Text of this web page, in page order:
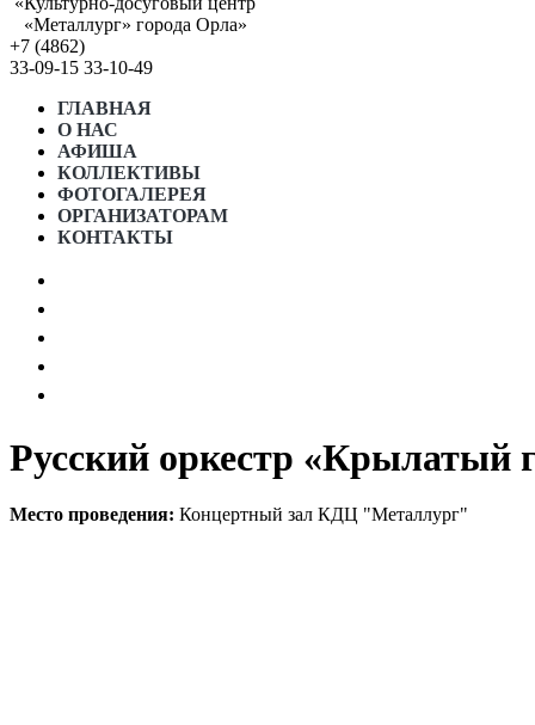
«Металлург» города Орла»
+7 (4862)
33-09-15 33-10-49
ГЛАВНАЯ
О НАС
АФИША
КОЛЛЕКТИВЫ
ФОТОГАЛЕРЕЯ
ОРГАНИЗАТОРАМ
КОНТАКТЫ
Русский оркестр «Крылатый
Место проведения: Концертный зал КДЦ "Металлург"